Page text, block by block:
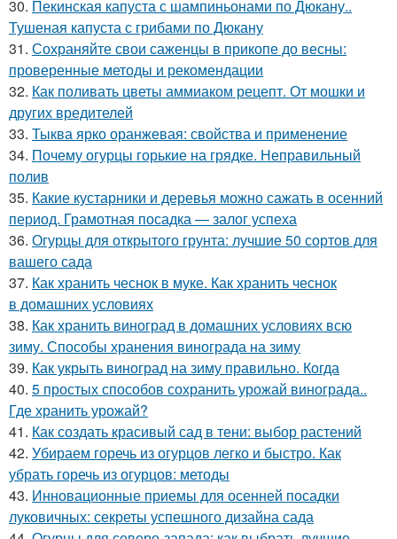
30. Пекинская капуста с шампиньонами по Дюкану..
Тушеная капуста с грибами по Дюкану
31. Сохраняйте свои саженцы в прикопе до весны:
проверенные методы и рекомендации
32. Как поливать цветы аммиаком рецепт. От мошки и
других вредителей
33. Тыква ярко оранжевая: свойства и применение
34. Почему огурцы горькие на грядке. Неправильный
полив
35. Какие кустарники и деревья можно сажать в осенний
период. Грамотная посадка — залог успеха
36. Огурцы для открытого грунта: лучшие 50 сортов для
вашего сада
37. Как хранить чеснок в муке. Как хранить чеснок
в домашних условиях
38. Как хранить виноград в домашних условиях всю
зиму. Способы хранения винограда на зиму
39. Как укрыть виноград на зиму правильно. Когда
40. 5 простых способов сохранить урожай винограда..
Где хранить урожай?
41. Как создать красивый сад в тени: выбор растений
42. Убираем горечь из огурцов легко и быстро. Как
убрать горечь из огурцов: методы
43. Инновационные приемы для осенней посадки
луковичных: секреты успешного дизайна сада